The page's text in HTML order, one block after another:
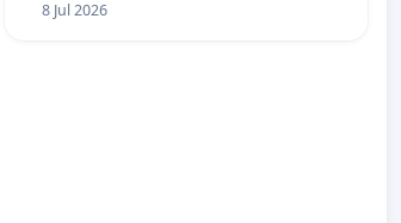
8 Jul 2026